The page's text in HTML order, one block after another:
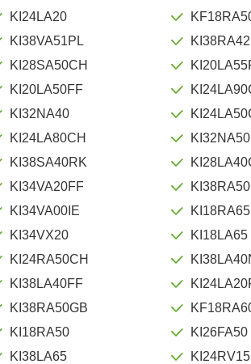
KI24LA20
KI38VA51PL
KI28SA50CH
KI20LA50FF
KI32NA40
KI24LA80CH
KI38SA40RK
KI34VA20FF
KI34VA00IE
KI34VX20
KI24RA50CH
KI38LA40FF
KI38RA50GB
KI18RA50
KI38LA65
KI38RA42
KI32NA50
KI18RA65
KI18LA65
KI26FA50
KI24RV15